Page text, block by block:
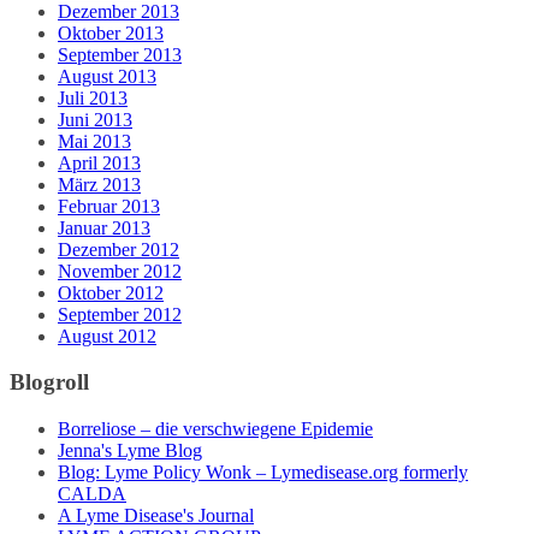
Dezember 2013
Oktober 2013
September 2013
August 2013
Juli 2013
Juni 2013
Mai 2013
April 2013
März 2013
Februar 2013
Januar 2013
Dezember 2012
November 2012
Oktober 2012
September 2012
August 2012
Blogroll
Borreliose – die verschwiegene Epidemie
Jenna's Lyme Blog
Blog: Lyme Policy Wonk – Lymedisease.org formerly
CALDA
A Lyme Disease's Journal